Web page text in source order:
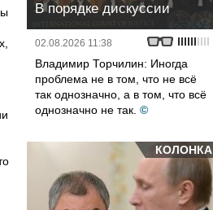
В порядке дискуссии
02.08.2026 11:38
Владимир Торчилин: Иногда
проблема не в том, что не всё
так однозначно, а в том, что всё
однозначно не так. ©
КОЛОНКА